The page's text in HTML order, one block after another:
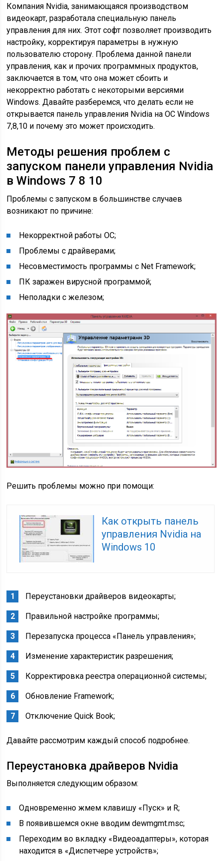
Компания Nvidia, занимающаяся производством
видеокарт, разработала специальную панель
управления для них. Этот софт позволяет производить
настройку, корректируя параметры в нужную
пользователю сторону. Проблема данной панели
управления, как и прочих программных продуктов,
заключается в том, что она может сбоить и
некорректно работать с некоторыми версиями
Windows. Давайте разберемся, что делать если не
открывается панель управления Nvidia на ОС Windows
7,8,10 и почему это может происходить.
Методы решения проблем с
запуском панели управления Nvidia
в Windows 7 8 10
Проблемы с запуском в большинстве случаев
возникают по причине:
Некорректной работы ОС;
Проблемы с драйверами;
Несовместимость программы с Net Framework;
ПК заражен вирусной программой;
Неполадки с железом;
Решить проблемы можно при помощи:
Как открыть панель
управления Nvidia на
Windows 10
Переустановки драйверов видеокарты;
Правильной настройке программы;
Перезапуска процесса «Панель управления»;
Изменение характеристик разрешения;
Корректировка реестра операционной системы;
Обновление Framework;
Отключение Quick Book;
Давайте рассмотрим каждый способ подробнее.
Переустановка драйверов Nvidia
Выполняется следующим образом:
Одновременно жмем клавишу «Пуск» и R;
В появившемся окне вводим dewmgmt.msc;
Переходим во вкладку «Видеоадаптеры», которая
находится в «Диспетчере устройств»;